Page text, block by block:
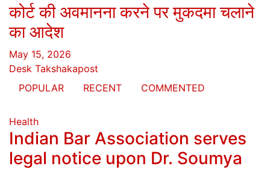
कोर्ट की अवमानना करने पर मुकदमा चलाने
का आदेश
May 15, 2026
Desk Takshakapost
POPULAR
RECENT COMMENTED
Health
Indian Bar Association serves
legal notice upon Dr. Soumya